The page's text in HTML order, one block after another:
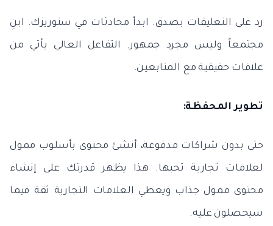
رد على التعليقات بصدق. ابدأ محادثات في ستوريزك. ابنِ
مجتمعاً وليس مجرد جمهور. التفاعل العالي يأتي من
علاقات حقيقية مع المتابعين.
تطوير المحفظة:
حتى بدون شراكات مدفوعة، أنشئ محتوى بأسلوب ممول
لعلامات تجارية تحبها. هذا يظهر قدرتك على إنشاء
محتوى ممول جذاب ويعطي العلامات التجارية ثقة فيما
سيحصلون عليه.